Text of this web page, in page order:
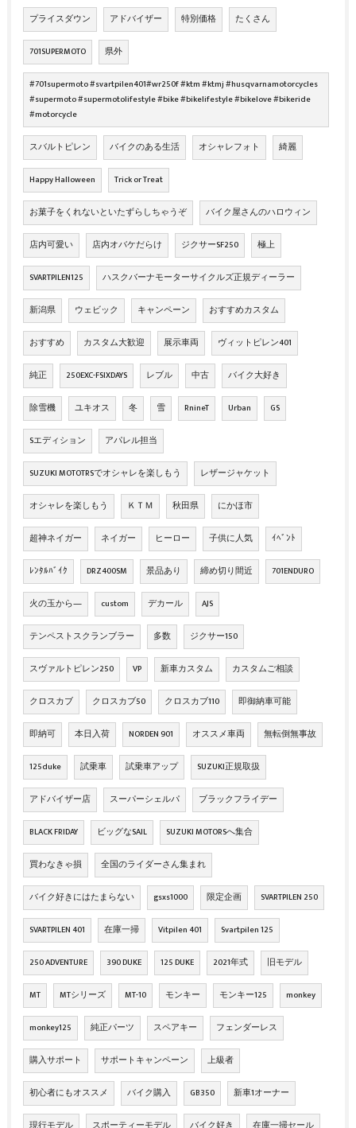
プライスダウン アドバイザー 特別価格 たくさん
701SUPERMOTO 県外
#701supermoto #svartpilen401#wr250f #ktm #ktmj #husqvarnamotorcycles
#supermoto #supermotolifestyle #bike #bikelifestyle #bikelove #bikeride
#motorcycle
スバルトピレン バイクのある生活 オシャレフォト 綺麗
Happy Halloween Trick or Treat
お菓子をくれないといたずらしちゃうぞ バイク屋さんのハロウィン
店内可愛い 店内オバケだらけ ジクサーSF250 極上
SVARTPILEN125 ハスクバーナモーターサイクルズ正規ディーラー
新潟県 ウェビック キャンペーン おすすめカスタム
おすすめ カスタム大歓迎 展示車両 ヴィットピレン401
純正 250EXC-FSIXDAYS レブル 中古 バイク大好き
除雪機 ユキオス 冬 雪 RnineT Urban GS
Sエディション アパレル担当
SUZUKI MOTOTRSでオシャレを楽しもう レザージャケット
オシャレを楽しもう ＫＴＭ 秋田県 にかほ市
超神ネイガー ネイガー ヒーロー 子供に人気 ｲﾍﾞﾝﾄ
ﾚﾝﾀﾙﾊﾞｲｸ DRZ400SM 景品あり 締め切り間近 701ENDURO
火の玉から― custom デカール AJS
テンペストスクランブラー 多数 ジクサー150
スヴァルトピレン250 VP 新車カスタム カスタムご相談
クロスカブ クロスカブ50 クロスカブ110 即御納車可能
即納可 本日入荷 NORDEN 901 オススメ車両 無転倒無事故
125duke 試乗車 試乗車アップ SUZUKI正規取扱
アドバイザー店 スーパーシェルパ ブラックフライデー
BLACK FRIDAY ビッグなSAIL SUZUKI MOTORSへ集合
買わなきゃ損 全国のライダーさん集まれ
バイク好きにはたまらない gsxs1000 限定企画 SVARTPILEN 250
SVARTPILEN 401 在庫一掃 Vitpilen 401 Svartpilen 125
250 ADVENTURE 390 DUKE 125 DUKE 2021年式 旧モデル
MT MTシリーズ MT-10 モンキー モンキー125 monkey
monkey125 純正パーツ スペアキー フェンダーレス
購入サポート サポートキャンペーン 上級者
初心者にもオススメ バイク購入 GB350 新車1オーナー